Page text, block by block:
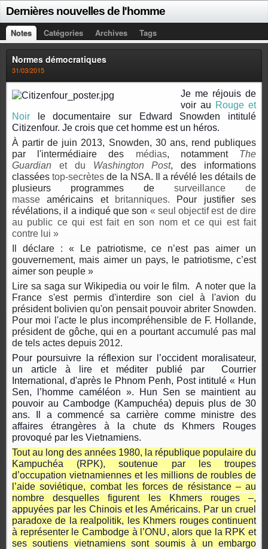
Dernières nouvelles de l'homme
Notes Catégories Archives Tags
Normes démocratiques
31/03/2015
Je me réjouis de
voir au Rouge et
Noir
le documentaire sur Edward Snowden intitulé
Citizenfour. Je crois que cet homme est un héros.
À partir de juin 2013, Snowden, 30 ans, rend publiques
par l'intermédiaire des
médias, notamment
The
Guardian
et du Washington Post, des informations
classéestop-secrètes de la NSA. Il a révélé les détails de
plusieurs programmes de
surveillance de
masse
américains et britanniques. Pour justifier ses
révélations, il a indiqué que son « seul objectif est de dire
au public ce qui est fait en son nom et ce qui est fait
contre lui »
Il déclare : « Le patriotisme, ce n’est pas aimer un
gouvernement, mais aimer un pays, le patriotisme, c’est
aimer son peuple »
Lire sa saga sur Wikipedia ou voir le film. A noter que la
France s'est permis d'interdire son ciel à l'avion du
président bolivien qu'on pensait pouvoir abriter Snowden.
Pour moi l'acte le plus incompréhensible de F. Hollande,
président de gôche, qui en a pourtant accumulé pas mal
de tels actes depuis 2012.
Pour poursuivre la réflexion sur l’occident moralisateur,
un article à lire et méditer publié par Courrier
International, d'après le Phnom Penh, Post intitulé « Hun
Sen, l’homme caméléon ». Hun Sen se maintient au
pouvoir au Cambodge (Kampuchéa) depuis plus de 30
ans. Il a commencé sa carrière comme ministre des
affaires étrangères à la chute ds
Khmers Rouges
provoqué par les Vietnamiens.
Tout au long des années 1980, la république populaire du
Kampuchéa (RPK), soutenue par les troupes
d’occupation vietnamiennes et les millions de roubles de
l’aide soviétique, combat les forces de résistance – au
nombre desquelles figurent les Khmers rouges –,
appuyées par les Chinois et les Américains. Par un cruel
paradoxe de la realpolitik, les Khmers rouges continuent
à représenter le Cambodge à l’ONU, alors que la RPK et
ses soutiens vietnamiens sont soumis à un embargo